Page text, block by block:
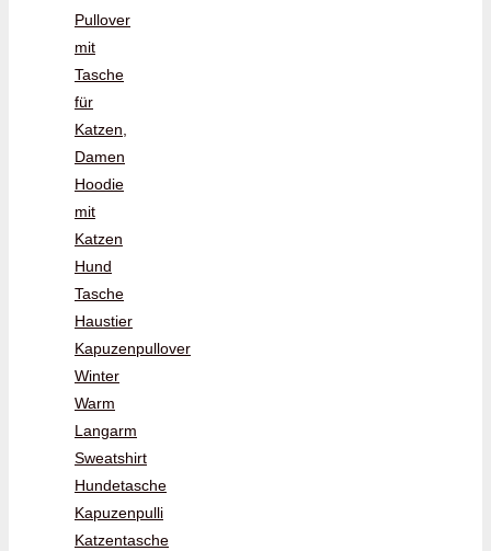
Pullover
mit
Tasche
für
Katzen,
Damen
Hoodie
mit
Katzen
Hund
Tasche
Haustier
Kapuzenpullover
Winter
Warm
Langarm
Sweatshirt
Hundetasche
Kapuzenpulli
Katzentasche